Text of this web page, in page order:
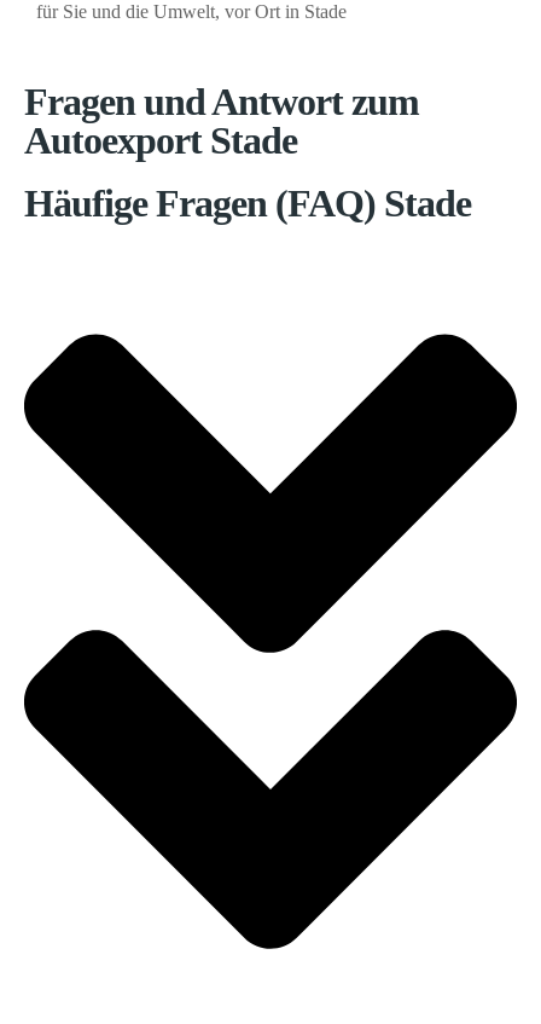
Fragen und Antwort zum
Autoexport Stade
Häufige Fragen (FAQ) Stade
für Sie und die Umwelt, vor Ort in Stade